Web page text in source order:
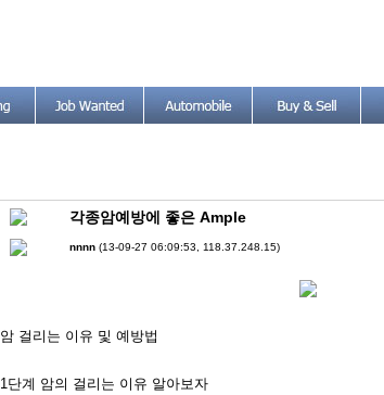
각종암예방에 좋은 Ample
nnnn (13-09-27 06:09:53, 118.37.248.15)
암 걸리는 이유 및 예방법
1단계 암의 걸리는 이유 알아보자